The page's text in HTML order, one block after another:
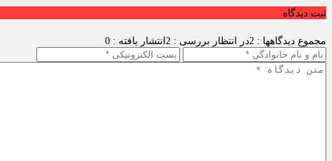
ثبت دیدگاه
مجموع دیدگاهها : 2 در انتظار بررسی : 2 انتشار یافته : 0